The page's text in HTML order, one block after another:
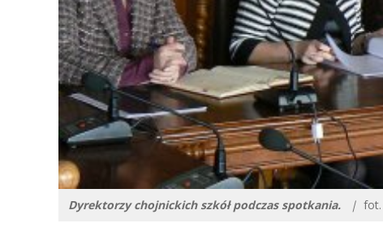
Dyrektorzy chojnickich szkół podczas spotkania. |